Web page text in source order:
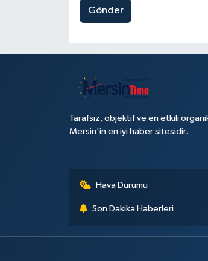
Gönder
Tarafsız, objektif ve en etkili
Mersin'in en iyi haber sitesidir.
Hava Durumu
Son Dakika Haberleri